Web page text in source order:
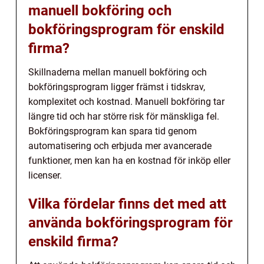
manuell bokföring och
bokföringsprogram för enskild
firma?
Skillnaderna mellan manuell bokföring och
bokföringsprogram ligger främst i tidskrav,
komplexitet och kostnad. Manuell bokföring tar
längre tid och har större risk för mänskliga fel.
Bokföringsprogram kan spara tid genom
automatisering och erbjuda mer avancerade
funktioner, men kan ha en kostnad för inköp eller
licenser.
Vilka fördelar finns det med att
använda bokföringsprogram för
enskild firma?